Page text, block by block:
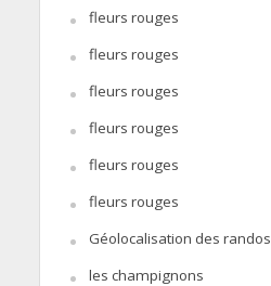
fleurs rouges
fleurs rouges
fleurs rouges
fleurs rouges
fleurs rouges
fleurs rouges
Géolocalisation des randos
les champignons